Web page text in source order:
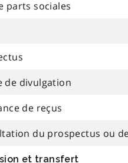
parts sociales
de divulgation
de reçus
du prospectus ou
et transfert